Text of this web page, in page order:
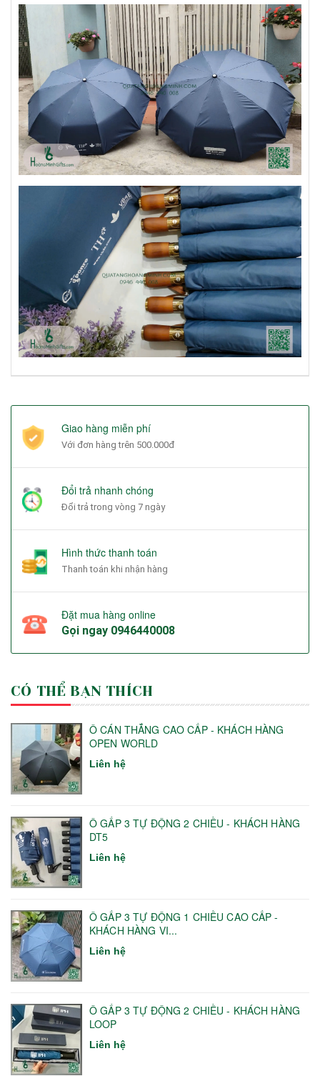
Giao hàng miễn phí
Với đơn hàng trên 500.000đ
Đổi trả nhanh chóng
Đổi trả trong vòng 7 ngày
Hình thức thanh toán
Thanh toán khi nhận hàng
Đặt mua hàng online
Gọi ngay 0946440008
CÓ THỂ BẠN THÍCH
Ô CÁN THẲNG CAO CẤP - KHÁCH HÀNG
OPEN WORLD
Liên hệ
Ô GẤP 3 TỰ ĐỘNG 2 CHIỀU - KHÁCH HÀNG
DT5
Liên hệ
Ô GẤP 3 TỰ ĐỘNG 1 CHIỀU CAO CẤP -
KHÁCH HÀNG VI...
Liên hệ
Ô GẤP 3 TỰ ĐỘNG 2 CHIỀU - KHÁCH HÀNG
LOOP
Liên hệ